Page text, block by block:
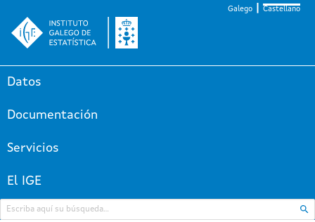
Galego Castellano
Datos
Documentación
Servicios
El IGE